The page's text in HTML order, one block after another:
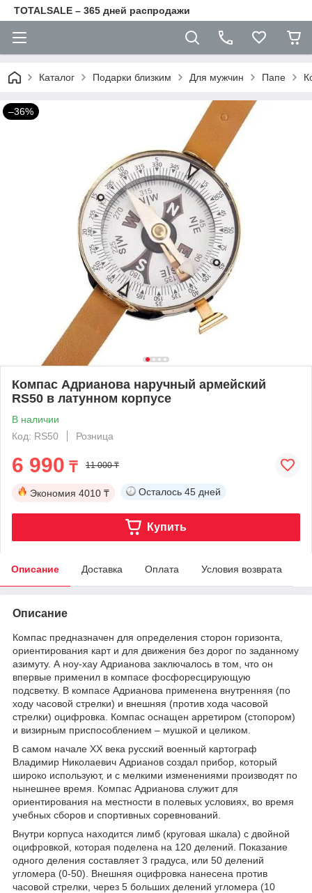
TOTALSALE – 365 дней распродажи
Каталог Подарки близким Для мужчин Папе
–36%
Компас Адрианова наручный армейский
RS50 в латунном корпусе
В наличии
Код: RS50
Розница
6 990 ₸ 11 000 ₸
Экономия 4010 ₸ Осталось 45 дней
Купить
Описание Доставка Оплата Условия возврата
Описание
Компас предназначен для определения сторон горизонта,
ориентирования карт и для движения без дорог по заданному
азимуту. А ноу-хау Адрианова заключалось в том, что он
впервые применил в компасе фосфоресцирующую
подсветку. В компасе Адрианова применена внутренняя (по
ходу часовой стрелки) и внешняя (против хода часовой
стрелки) оцифровка. Компас оснащен арретиром (стопором)
и визирным приспособлением – мушкой и целиком.
В самом начале ХХ века русский военный картограф
Владимир Николаевич Адрианов создал прибор, который
широко используют, и с мелкими изменениями производят по
нынешнее время. Компас Адрианова служит для
ориентирования на местности в полевых условиях, во время
учебных сборов и спортивных соревнований.
Внутри корпуса находится лимб (круговая шкала) с двойной
оцифровкой, которая поделена на 120 делений. Показание
одного деления составляет 3 градуса, или 50 делений
угломера (0-50). Внешняя оцифровка нанесена против
часовой стрелки, через 5 больших делений угломера (10